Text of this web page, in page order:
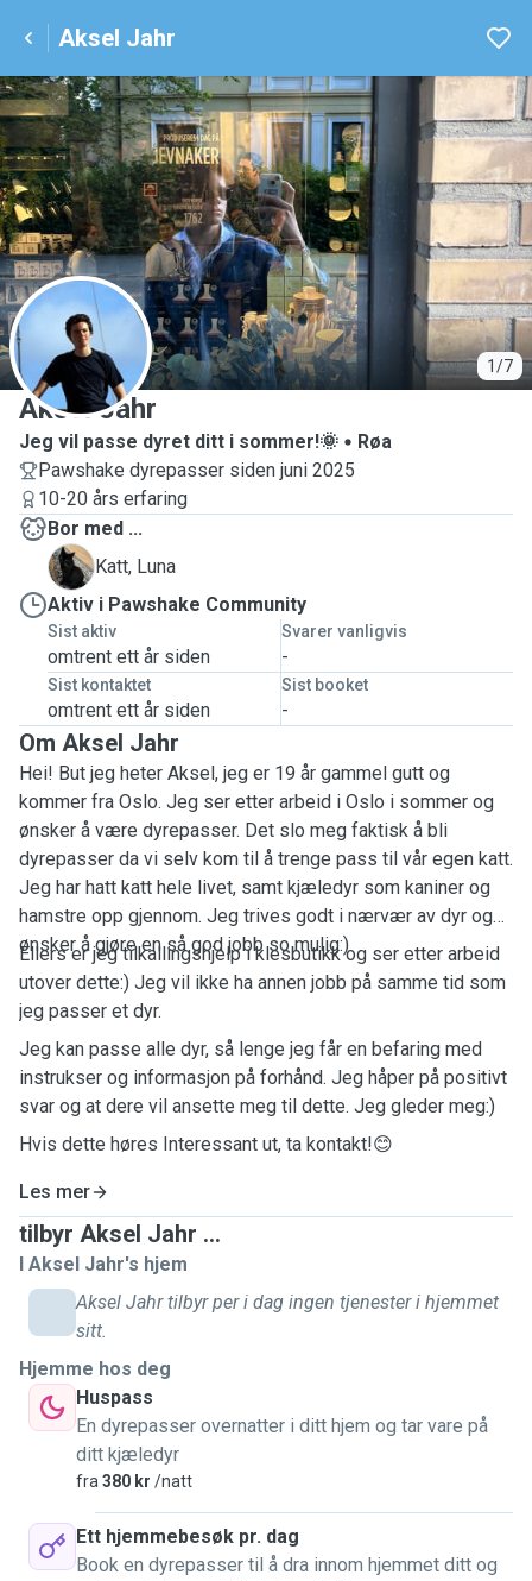
Aksel Jahr
1/7
A
Aksel Jahr
Jeg vil passe dyret ditt i sommer!🌞
Røa
Pawshake dyrepasser siden juni 2025
10-20 års erfaring
Bor med ...
L
Katt, Luna
Aktiv i Pawshake Community
Sist aktiv
omtrent ett år siden
Svarer vanligvis
-
Sist kontaktet
omtrent ett år siden
Sist booket
-
Om Aksel Jahr
Hei! But jeg heter Aksel, jeg er 19 år gammel gutt og
kommer fra Oslo. Jeg ser etter arbeid i Oslo i sommer og
ønsker å være dyrepasser. Det slo meg faktisk å bli
dyrepasser da vi selv kom til å trenge pass til vår egen katt.
Jeg har hatt katt hele livet, samt kjæledyr som kaniner og
hamstre opp gjennom. Jeg trives godt i nærvær av dyr og
ønsker å gjøre en så god jobb so mulig:)
Ellers er jeg tilkallingshjelp i klesbutikk og ser etter arbeid
utover dette:) Jeg vil ikke ha annen jobb på samme tid som
jeg passer et dyr.
Jeg kan passe alle dyr, så lenge jeg får en befaring med
instrukser og informasjon på forhånd. Jeg håper på positivt
svar og at dere vil ansette meg til dette. Jeg gleder meg:)
Hvis dette høres Interessant ut, ta kontakt!😊
Les mer
tilbyr Aksel Jahr ...
I Aksel Jahr's hjem
Aksel Jahr tilbyr per i dag ingen tjenester i hjemmet
sitt.
Hjemme hos deg
Huspass
En dyrepasser overnatter i ditt hjem og tar vare på
ditt kjæledyr
fra 380 kr /natt
Ett hjemmebesøk pr. dag
Book en dyrepasser til å dra innom hjemmet ditt og